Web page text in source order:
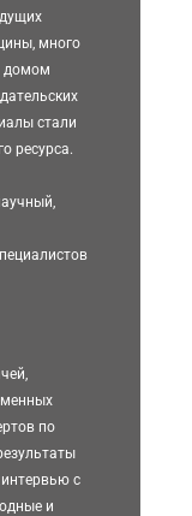
много
домом
стали
ресурса.
по
с
и